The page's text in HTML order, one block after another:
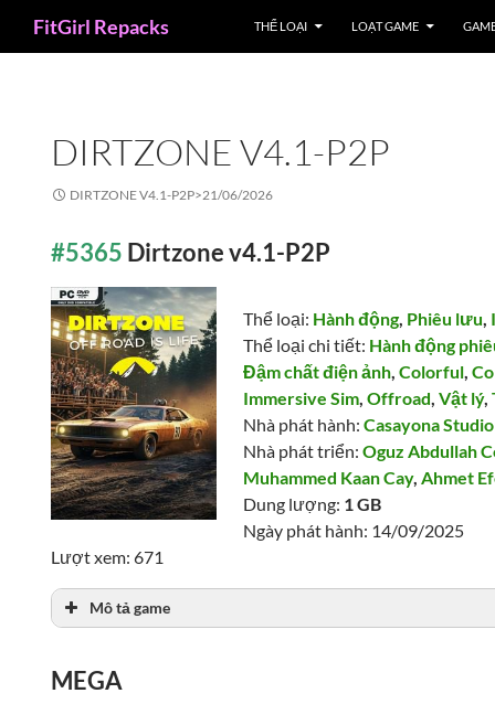
FitGirl Repacks THỂ LOẠI LOẠT GAME
DIRTZONE V4.1-P2P
DIRTZONE V4.1-P2P>21/06/2026
#5365 Dirtzone v4.1-P2P
Thể loại: Hành động, Phiêu lưu,
Thể loại chi tiết: Hành động
Đậm chất điện ảnh,Colorful,
Immersive Sim,Offroad,Vật lý,
Nhà phát hành:Casayona Studio
Nhà phát triển:Oguz Abdullah
Muhammed Kaan Cay,Ahmet
Dung lượng: 1 GB
Ngày phát hành: 14/09/2025
Lượt xem: 671
Mô tả game
MEGA